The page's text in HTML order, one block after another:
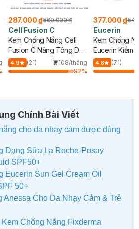
377.000 ₫549.000 ₫
Eucerin
Kem Chống Nắng
Eucerin Kiềm Dầu &
Ngừa Mụn 50ml
4.8 (71)
63/tháng
64%
343.000 ₫
Fixderma
Kem Chống
Fixderma
Da Mặt & Cơ
5.0 (6)
Chính Bài Viết
cho da nhạy cảm được dùng
Dạng Sữa La Roche-Posay
SPF50+
Eucerin Sun Gel Cream Oil
50+
Anessa Cho Da Nhạy Cảm & Trẻ
Chống Nắng Fixderma